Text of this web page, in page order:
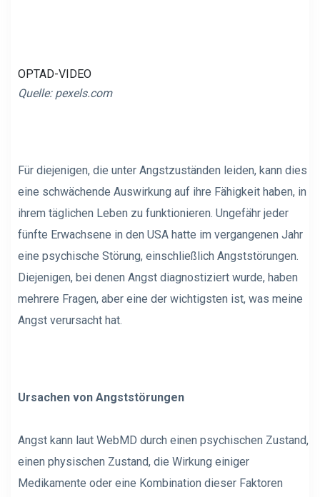
OPTAD-VIDEO
Quelle: pexels.com
Für diejenigen, die unter Angstzuständen leiden, kann dies
eine schwächende Auswirkung auf ihre Fähigkeit haben, in
ihrem täglichen Leben zu funktionieren. Ungefähr jeder
fünfte Erwachsene in den USA hatte im vergangenen Jahr
eine psychische Störung, einschließlich Angststörungen.
Diejenigen, bei denen Angst diagnostiziert wurde, haben
mehrere Fragen, aber eine der wichtigsten ist, was meine
Angst verursacht hat.
Ursachen von Angststörungen
Angst kann laut WebMD durch einen psychischen Zustand,
einen physischen Zustand, die Wirkung einiger
Medikamente oder eine Kombination dieser Faktoren